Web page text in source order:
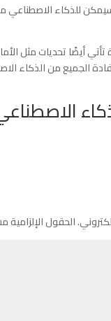
للذكاء
تأتي أيضًا تحديات مثل
الجميع من الذكاء
الاصطناعي
الحقول الإلزامية